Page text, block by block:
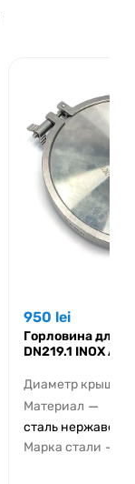
950 lei
Горловина для
DN219.1 INOX
Диаметр крышки
Материал —
сталь
Марка стали —